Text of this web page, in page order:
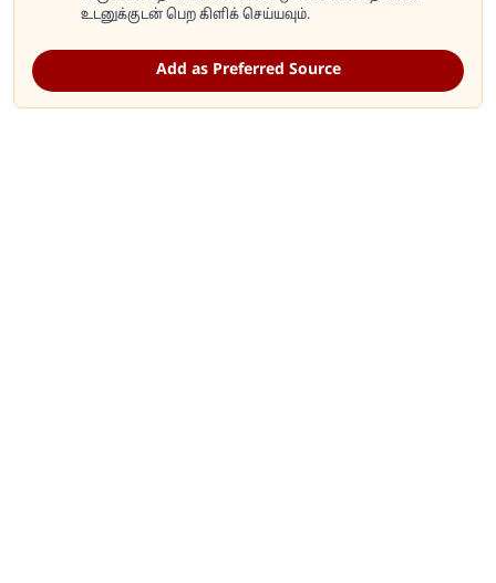
உடனுக்குடன் பெற கிளிக் செய்யவும்.
Add as Preferred Source